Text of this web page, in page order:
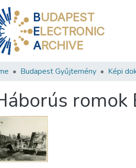
BUDAPEST
ELECTRONIC
ARCHIVE
Budapest Gyűjtemény Képi
romok